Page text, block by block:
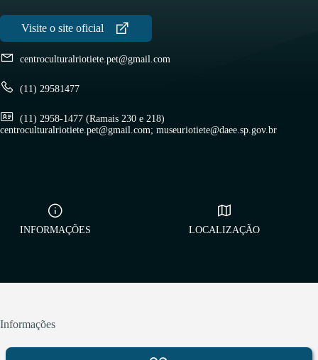
centroculturalriotiete.pet@gmail.com
(11) 29581477
(11) 2958-1477 (Ramais 230 e 218)
centroculturalriotiete.pet@gmail.com; museuriotiete@daee.sp.gov.br
INFORMAÇÕES LOCALIZAÇÃO
Informações